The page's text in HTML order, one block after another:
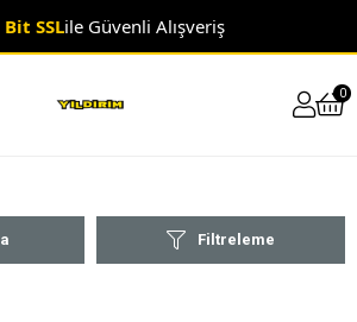
3 Günİçerisinde Kargoda
0
Filtreleme